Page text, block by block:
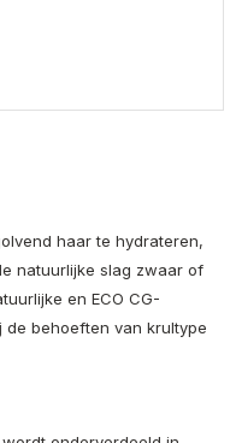
haar te hydrateren,
natuurlijke slag zwaar of
en ECO CG-
behoeften van krultype